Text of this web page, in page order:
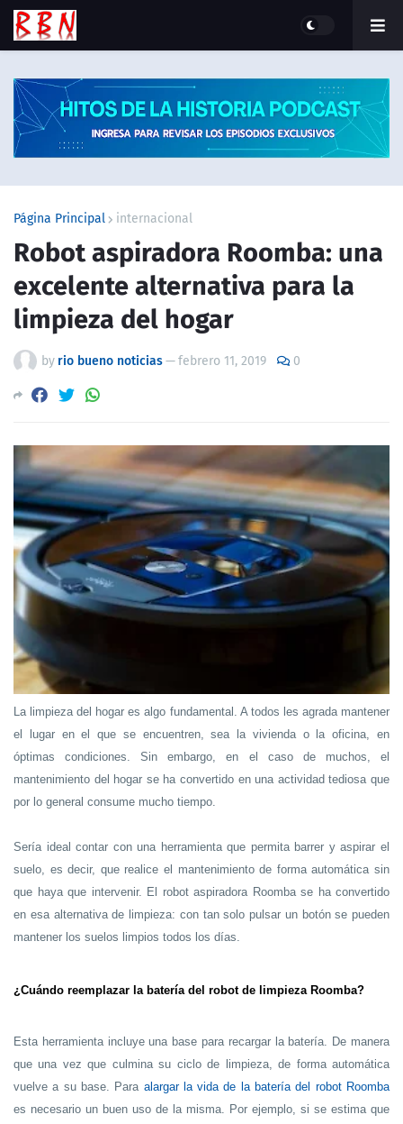
Página Principal internacional
Robot aspiradora Roomba: una
excelente alternativa para la
limpieza del hogar
by rio bueno noticias—febrero 11, 2019 0
La limpieza del hogar es algo fundamental. A todos les agrada mantener
el lugar en el que se encuentren, sea la vivienda o la oficina, en
óptimas condiciones. Sin embargo, en el caso de muchos, el
mantenimiento del hogar se ha convertido en una actividad tediosa que
por lo general consume mucho tiempo.
Sería ideal contar con una herramienta que permita barrer y aspirar el
suelo, es decir, que realice el mantenimiento de forma automática sin
que haya que intervenir. El robot aspiradora Roomba se ha convertido
en esa alternativa de limpieza: con tan solo pulsar un botón se pueden
mantener los suelos limpios todos los días.
¿Cuándo reemplazar la batería del robot de limpieza Roomba?
Esta herramienta incluye una base para recargar la batería. De manera
que una vez que culmina su ciclo de limpieza, de forma automática
vuelve a su base. Para alargar la vida de la batería del robot Roomba
es necesario un buen uso de la misma. Por ejemplo, si se estima que